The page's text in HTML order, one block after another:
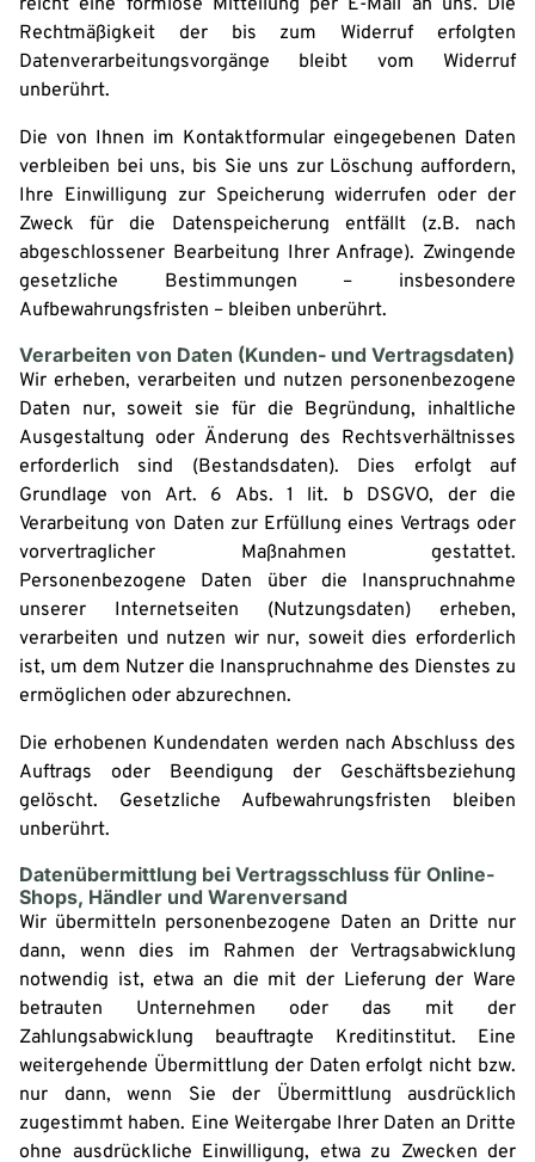
reicht eine formlose Mitteilung per E-Mail an uns. Die
Rechtmäßigkeit der bis zum Widerruf erfolgten
Datenverarbeitungsvorgänge bleibt vom Widerruf
unberührt.
Die von Ihnen im Kontaktformular eingegebenen Daten
verbleiben bei uns, bis Sie uns zur Löschung auffordern,
Ihre Einwilligung zur Speicherung widerrufen oder der
Zweck für die Datenspeicherung entfällt (z.B. nach
abgeschlossener Bearbeitung Ihrer Anfrage). Zwingende
gesetzliche Bestimmungen – insbesondere
Aufbewahrungsfristen – bleiben unberührt.
Verarbeiten von Daten (Kunden- und Vertragsdaten)
Wir erheben, verarbeiten und nutzen personenbezogene
Daten nur, soweit sie für die Begründung, inhaltliche
Ausgestaltung oder Änderung des Rechtsverhältnisses
erforderlich sind (Bestandsdaten). Dies erfolgt auf
Grundlage von Art. 6 Abs. 1 lit. b DSGVO, der die
Verarbeitung von Daten zur Erfüllung eines Vertrags oder
vorvertraglicher Maßnahmen gestattet.
Personenbezogene Daten über die Inanspruchnahme
unserer Internetseiten (Nutzungsdaten) erheben,
verarbeiten und nutzen wir nur, soweit dies erforderlich
ist, um dem Nutzer die Inanspruchnahme des Dienstes zu
ermöglichen oder abzurechnen.
Die erhobenen Kundendaten werden nach Abschluss des
Auftrags oder Beendigung der Geschäftsbeziehung
gelöscht. Gesetzliche Aufbewahrungsfristen bleiben
unberührt.
Datenübermittlung bei Vertragsschluss für Online-
Shops, Händler und Warenversand
Wir übermitteln personenbezogene Daten an Dritte nur
dann, wenn dies im Rahmen der Vertragsabwicklung
notwendig ist, etwa an die mit der Lieferung der Ware
betrauten Unternehmen oder das mit der
Zahlungsabwicklung beauftragte Kreditinstitut. Eine
weitergehende Übermittlung der Daten erfolgt nicht bzw.
nur dann, wenn Sie der Übermittlung ausdrücklich
zugestimmt haben. Eine Weitergabe Ihrer Daten an Dritte
ohne ausdrückliche Einwilligung, etwa zu Zwecken der